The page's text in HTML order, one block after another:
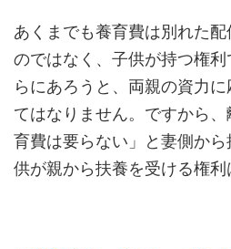
あくまでも養育費は別れた
のではなく、子供が持つ権
らにあろうと、両親の資力
てはなりません。ですから
育費は要らない」と妻側か
供が親から扶養を受ける権利